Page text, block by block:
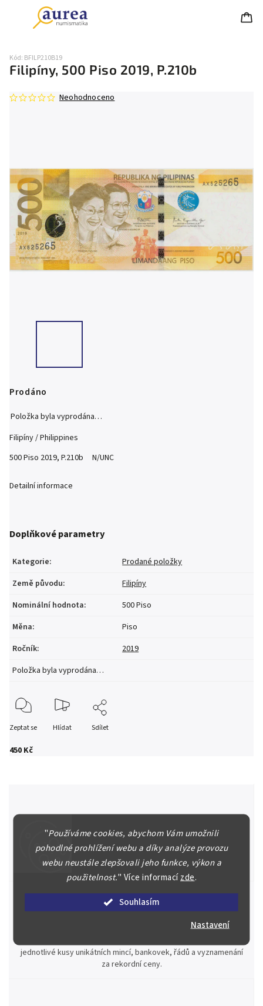
"Používáme cookies, abychom Vám umožnili
pohodlné prohlížení webu a díky analýze provozu
webu neustále zlepšovali jeho funkce, výkon a
použitelnost." Více informacízde.
Souhlasím
Nastavení
Filipíny, 500 Piso 2019, P.210b
Kód: BFILP210B19
Neohodnoceno
450 Kč
Prodáno
Položka byla vyprodána…
Filipíny / Philippines
500 Piso 2019, P.210b N/UNC
Detailní informace
Doplňkové parametry
Kategorie:
Prodané položky
Země původu:
Filipíny
Nominální hodnota:
500 Piso
Měna:
Piso
Ročník:
2019
Položka byla vyprodána…
Zeptat se Hlídat Sdílet
Špičkové služby za nejlepší ceny
Náš kolektiv specialistů a znalců se Vám bude plně věnovat.
Posoudíme kvalitu a pravost Vašeho materiálu, prodáme v naší
aukci nebo Vám poradíme kam investovat.
Jsme zde pro Vás nepřetržitě již od roku 2000
jednotlivé kusy unikátních mincí, bankovek, řádů a vyznamenání
za rekordní ceny.